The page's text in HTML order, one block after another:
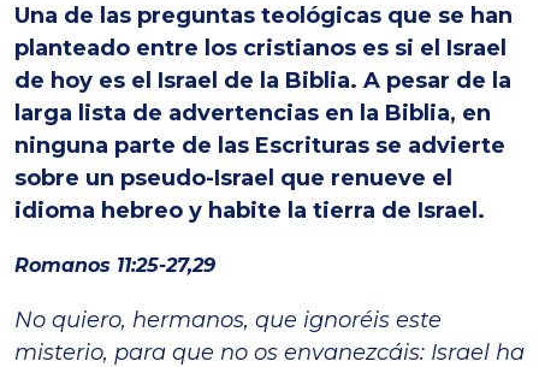
Una de las preguntas teológicas que se han
planteado entre los cristianos es si el Israel
de hoy es el Israel de la Biblia. A pesar de la
larga lista de advertencias en la Biblia, en
ninguna parte de las Escrituras se advierte
sobre un pseudo-Israel que renueve el
idioma hebreo y habite la tierra de Israel.
Romanos 11:25-27,29
No quiero, hermanos, que ignoréis este
misterio, para que no os envanezcáis: Israel ha